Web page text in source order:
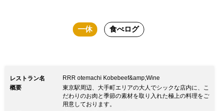
一休 食べログ
レストラン名
RRR otemachi Kobebeef&amp;Wine
概要
東京駅周辺、大手町エリアの大人でシックな店内に、こ
だわりのお肉と季節の素材を取り入れた極上の料理をご
用意しております。